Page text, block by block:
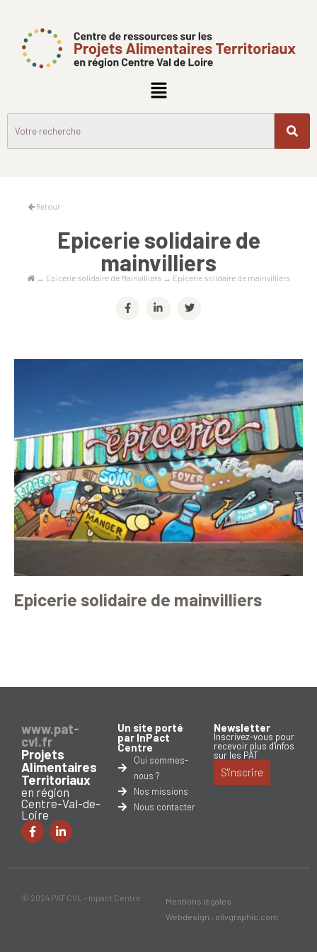
Retour
Epicerie solidaire de
mainvilliers
→ Epicerie solidaire de Mainvilliers → Epicerie solidaire de mainvilliers
Epicerie solidaire de mainvilliers
www.pat-
cvl.fr
Projets
Alimentaires
Territoriaux
en région
Centre-Val-de-
Loire
Un site porté
par InPact
Centre
Qui sommes-
nous ?
Nos missions
Nous contacter
Newsletter
Inscrivez-vous pour
recevoir plus d'infos
sur les PAT
S'inscrire
© 2024 PAT CVL - Inpact Centre
Mentions légales
Webdesign : olivgraphic.com